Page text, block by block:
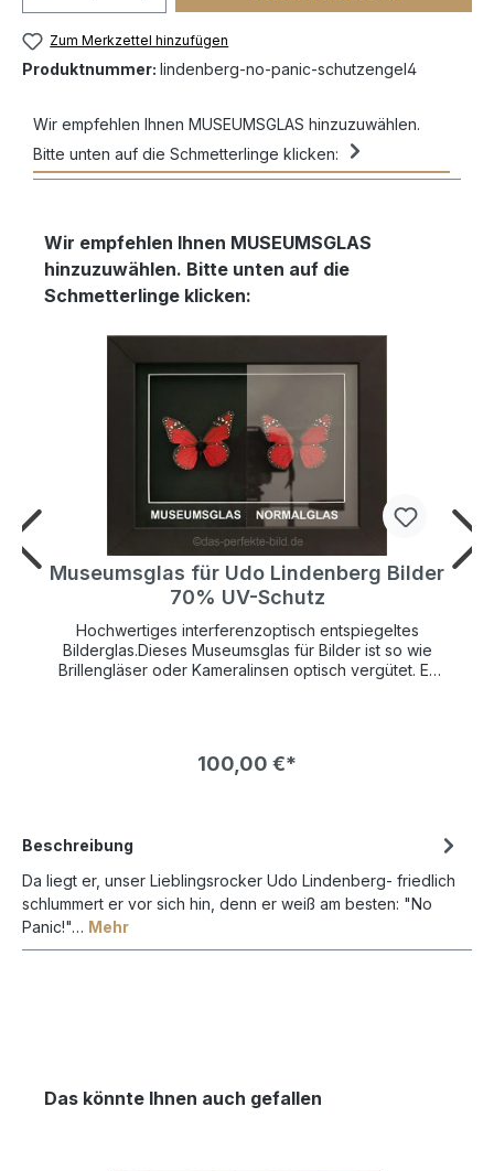
Zum Merkzettel hinzufügen
Produktnummer: lindenberg-no-panic-schutzengel4
Wir empfehlen Ihnen MUSEUMSGLAS hinzuzuwählen.
Bitte unten auf die Schmetterlinge klicken:
Wir empfehlen Ihnen MUSEUMSGLAS
hinzuzuwählen. Bitte unten auf die
Schmetterlinge klicken:
Museumsglas für Udo Lindenberg Bilder
70% UV-Schutz
Hochwertiges interferenzoptisch entspiegeltes
Bilderglas.Dieses Museumsglas für Bilder ist so wie
Brillengläser oder Kameralinsen optisch vergütet. Es
und kontrastreicher als bei normalem Bilderglas NUR
100,00 €*
Beschreibung
Da liegt er, unser Lieblingsrocker Udo Lindenberg- friedlich
schlummert er vor sich hin, denn er weiß am besten: "No
Panic!"… Mehr
Das könnte Ihnen auch gefallen